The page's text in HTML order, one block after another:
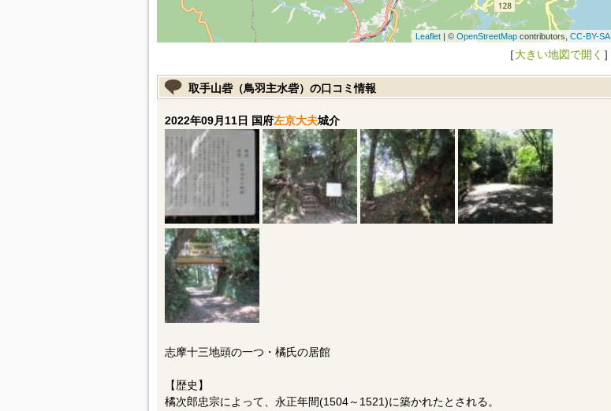
Leaflet| © OpenStreetMapcontributors, CC-BY-SA
［大きい地図で開く ］
取手山砦（鳥羽主水砦）の口コミ情報
2022年09月11日 国府左京大夫城介
志摩十三地頭の一つ・橘氏の居館
【歴史】
橘次郎忠宗によって、永正年間(1504～1521)に築かれたとされる。